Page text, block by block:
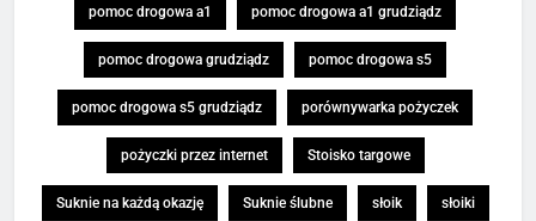
pomoc drogowa a1 pomoc drogowa a1 grudziądz
pomoc drogowa grudziądz pomoc drogowa s5
pomoc drogowa s5 grudziądz porównywarka pożyczek
pożyczki przez internet Stoisko targowe
Suknie na każdą okazję Suknie ślubne słoik słoiki